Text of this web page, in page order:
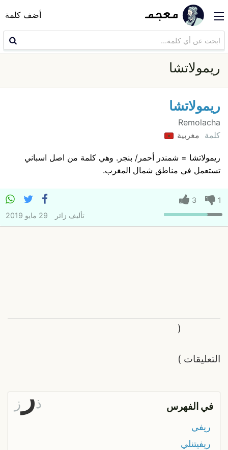
أضف كلمة
ريمولاتشا
ريمولاتشا
Remolacha
كلمة مغربية
ريمولاتشا = شمندر أحمر/ بنجر. وهي كلمة من اصل اسباني
تستعمل في مناطق شمال المغرب.
1
3
تأليف زائر 29 مايو 2019
التعليقات
(
)
في الفهرس ذر ز
ريفي
ريفيتنلي